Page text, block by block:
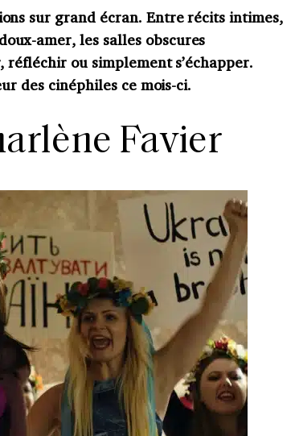
sur grand écran. Entre récits intimes,
amer, les salles obscures
ou simplement s’échapper.
des cinéphiles ce mois-ci.
Favier